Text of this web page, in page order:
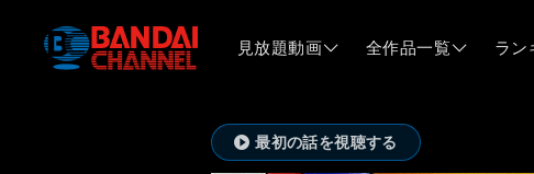
見放題動画 全作品一覧 ラン
最初の話を視聴する